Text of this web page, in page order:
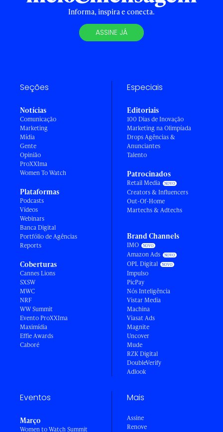
Informa, inspira e conecta.
ASSINE JÁ
Seções
Notícias
Comunicação
Marketing
Mídia
Gente
Opinião
ProXXIma
Women To Watch
Plataformas
Podcasts
Vídeos
Webinars
Banca Digital
Portfólio de Agências
Reports
Coberturas
Cannes Lions
SXSW
MWC
NRF
WW Summit
Evento ProXXIma
Maximídia
Effie Awards
Caboré
Especiais
Editoriais
100 Dias de Inovação
Marketing na Olimpíada
Drops Agências &
Anunciantes
Talento
Patrocinados
Retail Media
Creators & Influencers
Out-Of-Home
Martechs & Adtechs
Brand Channels
IMO
Amazon Ads
OPL Digital
Impulso
PicPay
Nós Inteligência
Vistar Media
Machina
Viasat Ads
Magnite
Uncover
Mude
RZK Digital
DoubleVerify
Adlook
Eventos
Março
Women to Watch Summit
Mais
Assine
Renove